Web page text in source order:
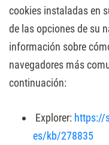
cookies instaladas en
de las opciones de su
información sobre
navegadores más
continuación:
Explorer: https://
es/kb/278835